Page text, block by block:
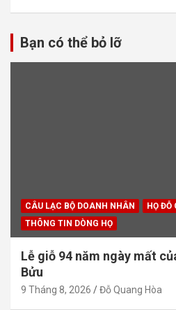
Bạn có thể bỏ lỡ
CÂU LẠC BỘ DOANH NHÂN
HỌ ĐỖ
THÔNG TIN DÒNG HỌ
Lễ giỗ 94 năm ngày mất
Bửu
9 Tháng 8, 2026 Đỗ Quang Hòa